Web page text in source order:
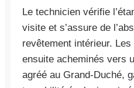
Le technicien vérifie
visite et s’assure de
revêtement intérieur.
ensuite acheminés vers
agréé au Grand-Duché,